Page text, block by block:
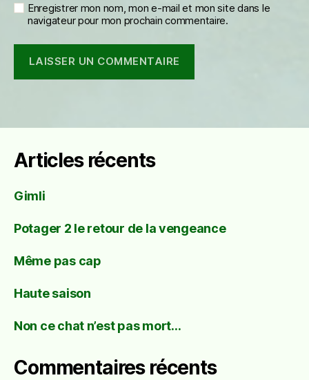
Enregistrer mon nom, mon e-mail et mon site dans le
navigateur pour mon prochain commentaire.
Articles récents
Gimli
Potager 2 le retour de la vengeance
Même pas cap
Haute saison
Non ce chat n’est pas mort…
Commentaires récents